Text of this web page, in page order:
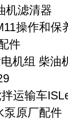
机滤清器
操作和保
件
机组 柴油
运输车
泵原厂配件